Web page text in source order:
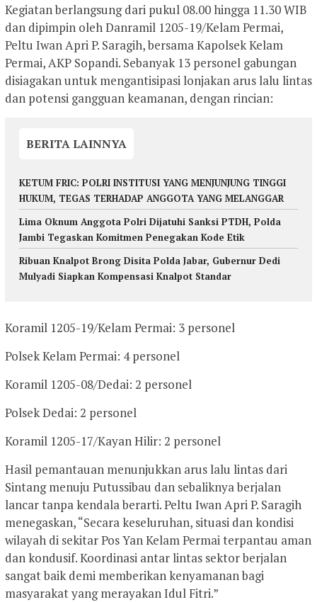
Kegiatan berlangsung dari pukul 08.00 hingga 11.30 WIB
dan dipimpin oleh Danramil 1205-19/Kelam Permai,
Peltu Iwan Apri P. Saragih, bersama Kapolsek Kelam
Permai, AKP Sopandi. Sebanyak 13 personel gabungan
disiagakan untuk mengantisipasi lonjakan arus lalu lintas
dan potensi gangguan keamanan, dengan rincian:
BERITA LAINNYA
KETUM FRIC: POLRI INSTITUSI YANG MENJUNJUNG TINGGI
HUKUM, TEGAS TERHADAP ANGGOTA YANG MELANGGAR
Lima Oknum Anggota Polri Dijatuhi Sanksi PTDH, Polda
Jambi Tegaskan Komitmen Penegakan Kode Etik
Ribuan Knalpot Brong Disita Polda Jabar, Gubernur Dedi
Mulyadi Siapkan Kompensasi Knalpot Standar
Koramil 1205-19/Kelam Permai: 3 personel
Polsek Kelam Permai: 4 personel
Koramil 1205-08/Dedai: 2 personel
Polsek Dedai: 2 personel
Koramil 1205-17/Kayan Hilir: 2 personel
Hasil pemantauan menunjukkan arus lalu lintas dari
Sintang menuju Putussibau dan sebaliknya berjalan
lancar tanpa kendala berarti. Peltu Iwan Apri P. Saragih
menegaskan, “Secara keseluruhan, situasi dan kondisi
wilayah di sekitar Pos Yan Kelam Permai terpantau aman
dan kondusif. Koordinasi antar lintas sektor berjalan
sangat baik demi memberikan kenyamanan bagi
masyarakat yang merayakan Idul Fitri.”